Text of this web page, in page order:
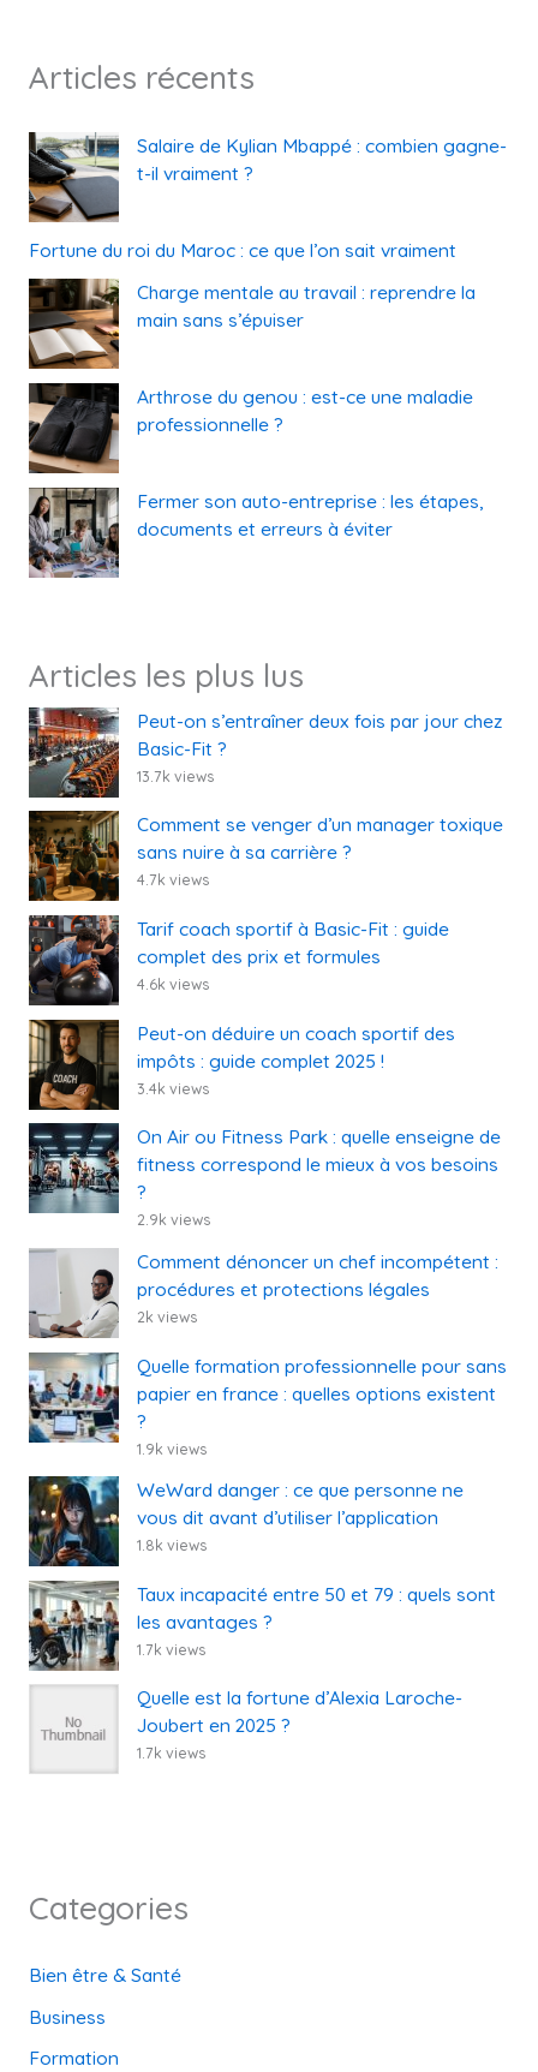
Articles récents
Salaire de Kylian Mbappé : combien gagne-
t-il vraiment ?
Fortune du roi du Maroc : ce que l’on sait vraiment
Charge mentale au travail : reprendre la
main sans s’épuiser
Arthrose du genou : est-ce une maladie
professionnelle ?
Fermer son auto-entreprise : les étapes,
documents et erreurs à éviter
Articles les plus lus
Peut-on s’entraîner deux fois par jour chez
Basic-Fit ?
13.7k views
Comment se venger d’un manager toxique
sans nuire à sa carrière ?
4.7k views
Tarif coach sportif à Basic-Fit : guide
complet des prix et formules
4.6k views
Peut-on déduire un coach sportif des
impôts : guide complet 2025 !
3.4k views
On Air ou Fitness Park : quelle enseigne de
fitness correspond le mieux à vos besoins
?
2.9k views
Comment dénoncer un chef incompétent :
procédures et protections légales
2k views
Quelle formation professionnelle pour sans
papier en france : quelles options existent
?
1.9k views
WeWard danger : ce que personne ne
vous dit avant d’utiliser l’application
1.8k views
Taux incapacité entre 50 et 79 : quels sont
les avantages ?
1.7k views
Quelle est la fortune d’Alexia Laroche-
Joubert en 2025 ?
1.7k views
Categories
Bien être & Santé
Business
Formation